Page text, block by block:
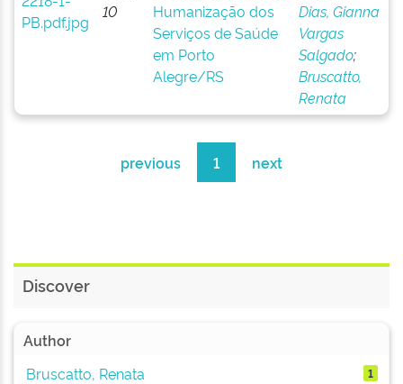
10
Humanização dos
Serviços de Saúde
em Porto
Alegre/RS
Dias, Gianna
Vargas
Salgado;
Bruscatto,
Renata
previous 1 next
Discover
Author
Bruscatto, Renata
1